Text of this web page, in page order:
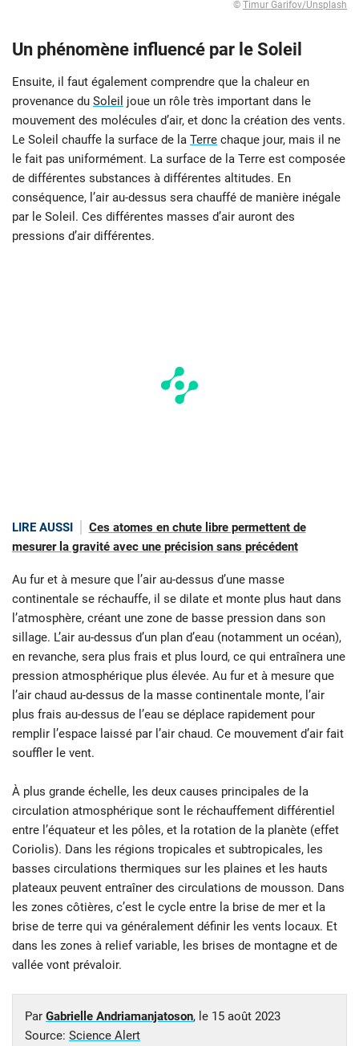
© Timur Garifov/Unsplash
Un phénomène influencé par le Soleil
Ensuite, il faut également comprendre que la chaleur en
provenance du Soleil joue un rôle très important dans le
mouvement des molécules d’air, et donc la création des vents.
Le Soleil chauffe la surface de la Terre chaque jour, mais il ne
le fait pas uniformément. La surface de la Terre est composée
de différentes substances à différentes altitudes. En
conséquence, l’air au-dessus sera chauffé de manière inégale
par le Soleil. Ces différentes masses d’air auront des
pressions d’air différentes.
LIRE AUSSI
Ces atomes en chute libre permettent de
mesurer la gravité avec une précision sans précédent
Au fur et à mesure que l’air au-dessus d’une masse
continentale se réchauffe, il se dilate et monte plus haut dans
l’atmosphère, créant une zone de basse pression dans son
sillage. L’air au-dessus d’un plan d’eau (notamment un océan),
en revanche, sera plus frais et plus lourd, ce qui entraînera une
pression atmosphérique plus élevée. Au fur et à mesure que
l’air chaud au-dessus de la masse continentale monte, l’air
plus frais au-dessus de l’eau se déplace rapidement pour
remplir l’espace laissé par l’air chaud. Ce mouvement d’air fait
souffler le vent.
À plus grande échelle, les deux causes principales de la
circulation atmosphérique sont le réchauffement différentiel
entre l’équateur et les pôles, et la rotation de la planète (effet
Coriolis). Dans les régions tropicales et subtropicales, les
basses circulations thermiques sur les plaines et les hauts
plateaux peuvent entraîner des circulations de mousson. Dans
les zones côtières, c’est le cycle entre la brise de mer et la
brise de terre qui va généralement définir les vents locaux. Et
dans les zones à relief variable, les brises de montagne et de
vallée vont prévaloir.
Par Gabrielle Andriamanjatoson, le 15 août 2023
Source: Science Alert